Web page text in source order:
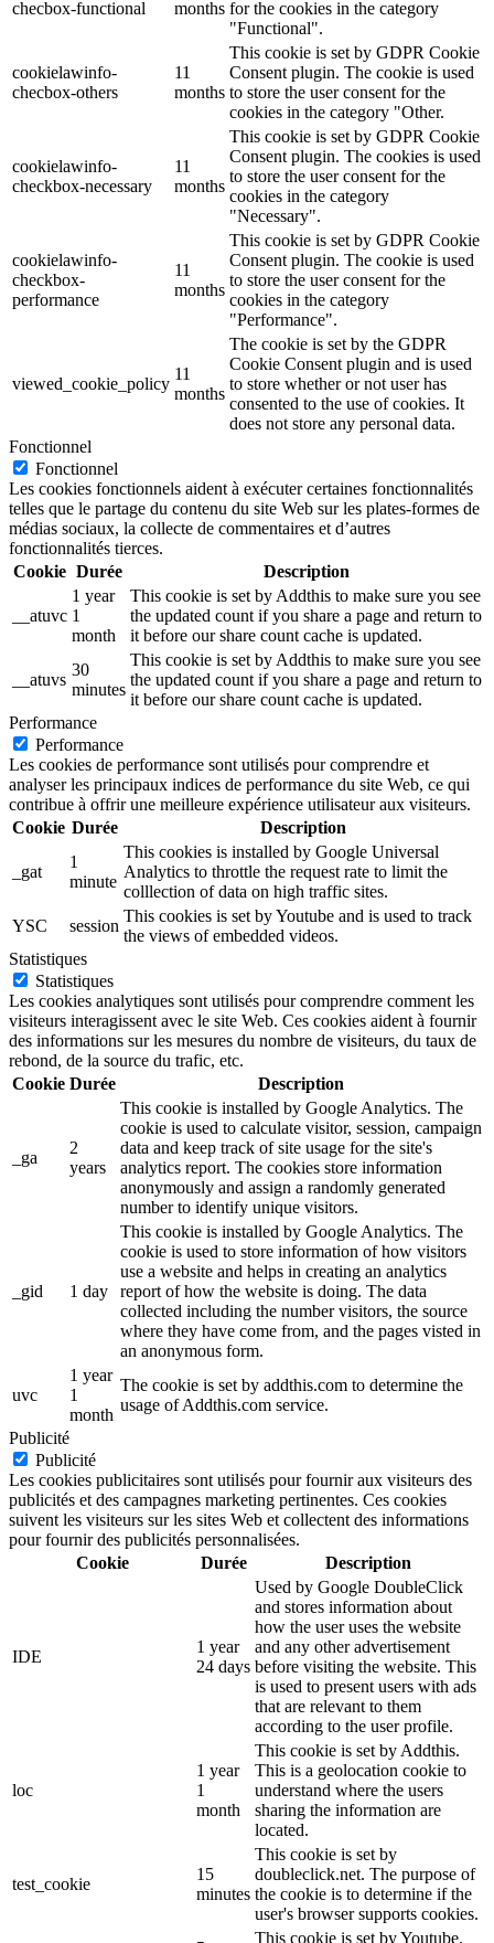
checbox-functional
months for the cookies in the category
"Functional".
cookielawinfo-
checbox-others
11
months
This cookie is set by GDPR Cookie
Consent plugin. The cookie is used
to store the user consent for the
cookies in the category "Other.
cookielawinfo-
checkbox-necessary
11
months
This cookie is set by GDPR Cookie
Consent plugin. The cookies is used
to store the user consent for the
cookies in the category
"Necessary".
cookielawinfo-
checkbox-
performance
11
months
This cookie is set by GDPR Cookie
Consent plugin. The cookie is used
to store the user consent for the
cookies in the category
"Performance".
viewed_cookie_policy
11
months
The cookie is set by the GDPR
Cookie Consent plugin and is used
to store whether or not user has
consented to the use of cookies. It
does not store any personal data.
Fonctionnel
Fonctionnel
Les cookies fonctionnels aident à exécuter certaines fonctionnalités
telles que le partage du contenu du site Web sur les plates-formes de
médias sociaux, la collecte de commentaires et d’autres
fonctionnalités tierces.
Cookie Durée Description
__atuvc
1 year
1
month
This cookie is set by Addthis to make sure you see
the updated count if you share a page and return to
it before our share count cache is updated.
__atuvs
30
minutes
This cookie is set by Addthis to make sure you see
the updated count if you share a page and return to
it before our share count cache is updated.
Performance
Performance
Les cookies de performance sont utilisés pour comprendre et
analyser les principaux indices de performance du site Web, ce qui
contribue à offrir une meilleure expérience utilisateur aux visiteurs.
Cookie Durée Description
_gat
1
minute
This cookies is installed by Google Universal
Analytics to throttle the request rate to limit the
colllection of data on high traffic sites.
YSC
session
This cookies is set by Youtube and is used to track
the views of embedded videos.
Statistiques
Statistiques
Les cookies analytiques sont utilisés pour comprendre comment les
visiteurs interagissent avec le site Web. Ces cookies aident à fournir
des informations sur les mesures du nombre de visiteurs, du taux de
rebond, de la source du trafic, etc.
Cookie Durée Description
_ga
2
years
This cookie is installed by Google Analytics. The
cookie is used to calculate visitor, session, campaign
data and keep track of site usage for the site's
analytics report. The cookies store information
anonymously and assign a randomly generated
number to identify unique visitors.
_gid 1 day
This cookie is installed by Google Analytics. The
cookie is used to store information of how visitors
use a website and helps in creating an analytics
report of how the website is doing. The data
collected including the number visitors, the source
where they have come from, and the pages visted in
an anonymous form.
uvc
1 year
1
month
The cookie is set by addthis.com to determine the
usage of Addthis.com service.
Publicité
Publicité
Les cookies publicitaires sont utilisés pour fournir aux visiteurs des
publicités et des campagnes marketing pertinentes. Ces cookies
suivent les visiteurs sur les sites Web et collectent des informations
pour fournir des publicités personnalisées.
Cookie
Durée Description
IDE
1 year
24 days
Used by Google DoubleClick
and stores information about
how the user uses the website
and any other advertisement
before visiting the website. This
is used to present users with ads
that are relevant to them
according to the user profile.
loc
1 year
1
month
This cookie is set by Addthis.
This is a geolocation cookie to
understand where the users
sharing the information are
located.
test_cookie
15
minutes
This cookie is set by
doubleclick.net. The purpose of
the cookie is to determine if the
user's browser supports cookies.
This cookie is set by Youtube.